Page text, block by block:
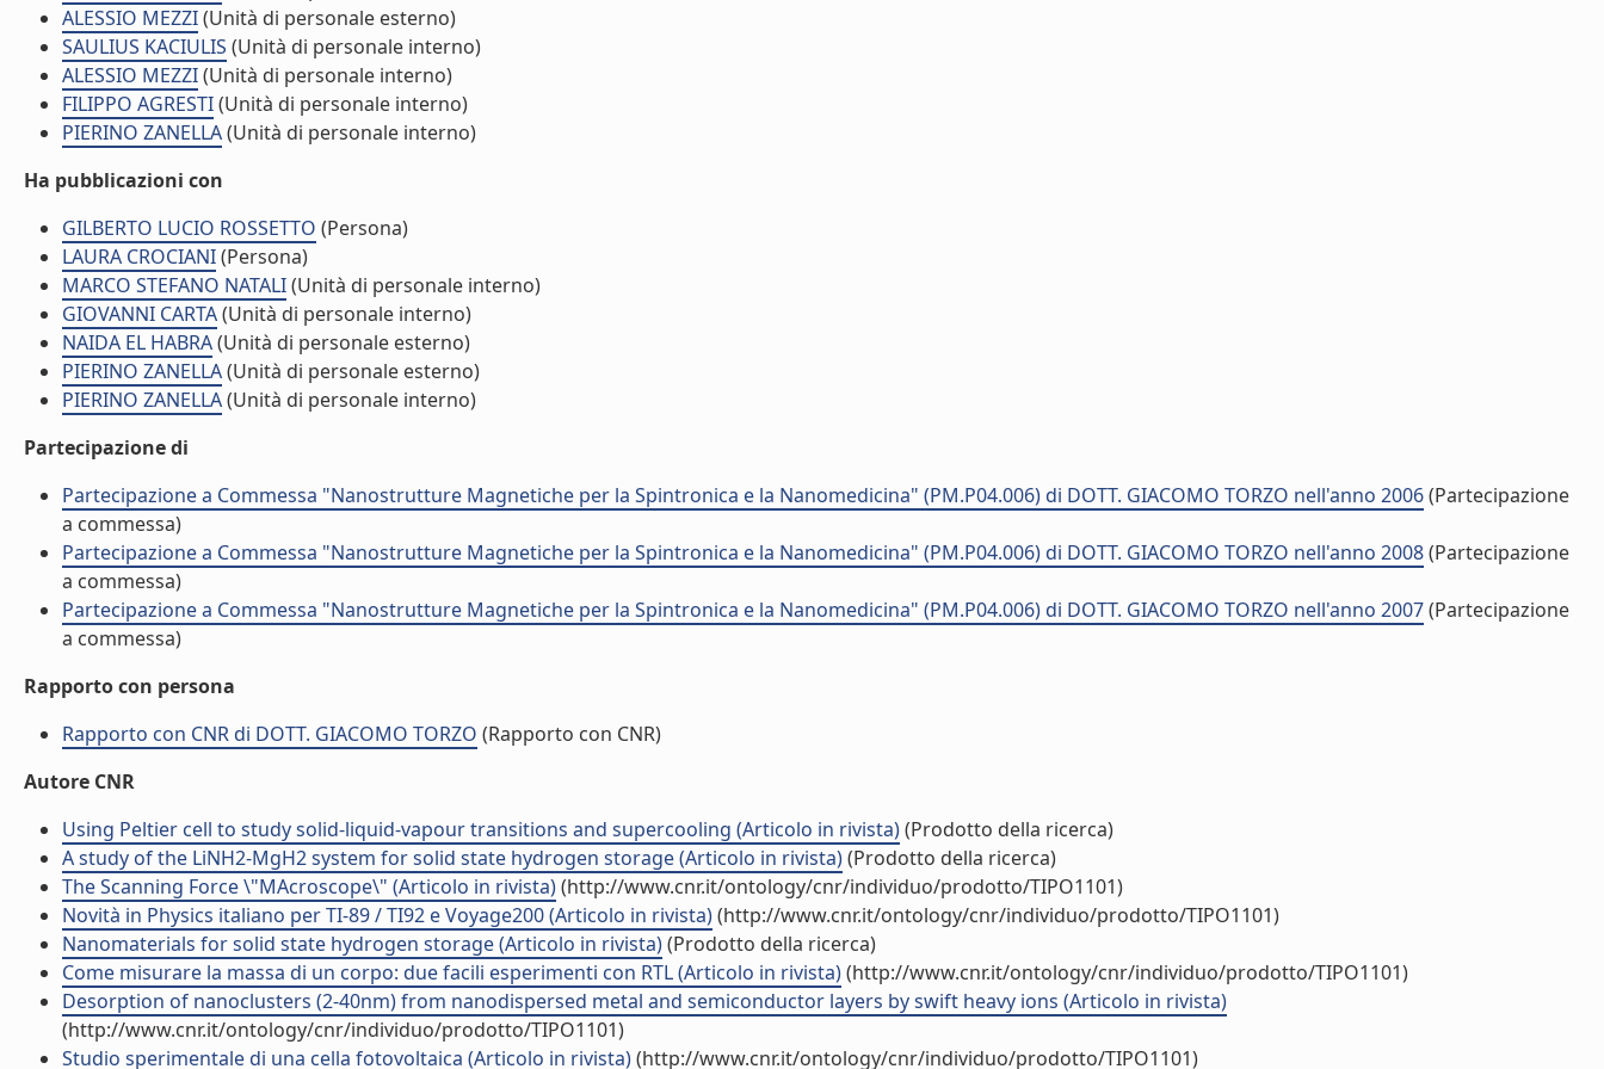
ALESSIO MEZZI(Unità di personale esterno)
SAULIUS KACIULIS (Unità di personale interno)
ALESSIO MEZZI(Unità di personale interno)
FILIPPO AGRESTI(Unità di personale interno)
PIERINO ZANELLA(Unità di personale interno)
Ha pubblicazioni con
GILBERTO LUCIO ROSSETTO (Persona)
LAURA CROCIANI(Persona)
MARCO STEFANO NATALI(Unità di personale interno)
GIOVANNI CARTA(Unità di personale interno)
NAIDA EL HABRA(Unità di personale esterno)
PIERINO ZANELLA(Unità di personale esterno)
PIERINO ZANELLA(Unità di personale interno)
Partecipazione di
Partecipazione a Commessa "Nanostrutture Magnetiche per la Spintronica e la Nanomedicina" (PM.P04.006) di DOTT. GIACOMO TORZO nell'anno 2006(Partecipazione
a commessa)
Partecipazione a Commessa "Nanostrutture Magnetiche per la Spintronica e la Nanomedicina" (PM.P04.006) di DOTT. GIACOMO TORZO nell'anno 2008(Partecipazione
a commessa)
Partecipazione a Commessa "Nanostrutture Magnetiche per la Spintronica e la Nanomedicina" (PM.P04.006) di DOTT. GIACOMO TORZO nell'anno 2007(Partecipazione
a commessa)
Rapporto con persona
Rapporto con CNR di DOTT. GIACOMO TORZO (Rapporto con CNR)
Autore CNR
Using Peltier cell to study solid-liquid-vapour transitions and supercooling (Articolo in rivista)(Prodotto della ricerca)
A study of the LiNH2-MgH2 system for solid state hydrogen storage (Articolo in rivista)(Prodotto della ricerca)
The Scanning Force \"MAcroscope\" (Articolo in rivista)(http://www.cnr.it/ontology/cnr/individuo/prodotto/TIPO1101)
Novità in Physics italiano per TI-89 / TI92 e Voyage200 (Articolo in rivista)(http://www.cnr.it/ontology/cnr/individuo/prodotto/TIPO1101)
Nanomaterials for solid state hydrogen storage (Articolo in rivista)(Prodotto della ricerca)
Come misurare la massa di un corpo: due facili esperimenti con RTL (Articolo in rivista)(http://www.cnr.it/ontology/cnr/individuo/prodotto/TIPO1101)
Desorption of nanoclusters (2-40nm) from nanodispersed metal and semiconductor layers by swift heavy ions (Articolo in rivista)
(http://www.cnr.it/ontology/cnr/individuo/prodotto/TIPO1101)
Studio sperimentale di una cella fotovoltaica (Articolo in rivista)(http://www.cnr.it/ontology/cnr/individuo/prodotto/TIPO1101)